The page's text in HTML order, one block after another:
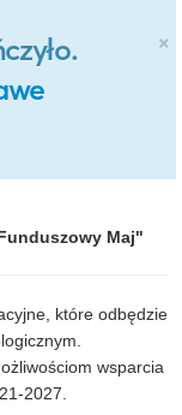
×
Maj"
które odbędzie
wsparcia
2027.